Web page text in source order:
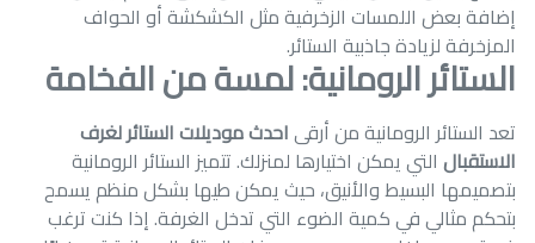
إضافة بعض اللمسات الزخرفية مثل الكشكشة أو الحواف
المزخرفة لزيادة جاذبية الستائر.
الستائر الرومانية: لمسة من الفخامة
تعد الستائر الرومانية من أرقىاحدث موديلات الستائر لغرف
الاستقبال التي يمكن اختيارها لمنزلك. تتميز الستائر الرومانية
بتصميمها البسيط والأنيق، حيث يمكن طيها بشكل منظم يسمح
بتحكم مثالي في كمية الضوء التي تدخل الغرفة. إذا كنت ترغب